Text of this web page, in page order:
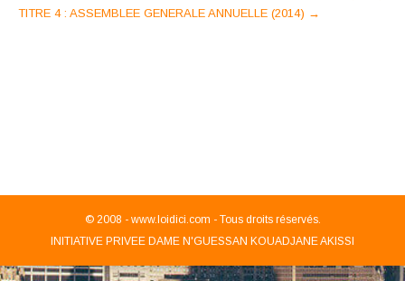
navigation
TITRE 4 : ASSEMBLEE GENERALE ANNUELLE (2014) →
© 2008 - www.loidici.com - Tous droits réservés.
INITIATIVE PRIVEE DAME N'GUESSAN KOUADJANE AKISSI